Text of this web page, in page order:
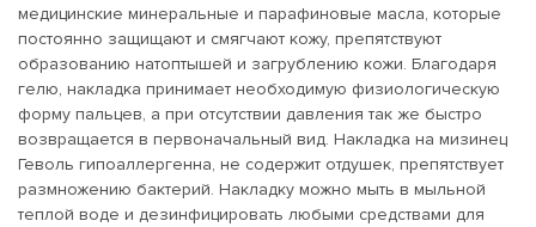
медицинские минеральные и парафиновые масла, которые
постоянно защищают и смягчают кожу, препятствуют
образованию натоптышей и загрублению кожи. Благодаря
гелю, накладка принимает необходимую физиологическую
форму пальцев, а при отсутствии давления так же быстро
возвращается в первоначальный вид. Накладка на мизинец
Геволь гипоаллергенна, не содержит отдушек, препятствует
размножению бактерий. Накладку можно мыть в мыльной
теплой воде и дезинфицировать любыми средствами для